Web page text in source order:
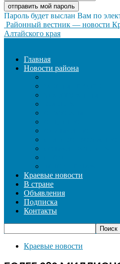
Пароль будет выслан Вам по
Районный вестник — новости
Алтайского края
Главная
Новости района
Краевые новости
В стране
Объявления
Подписка
Контакты
Краевые новости